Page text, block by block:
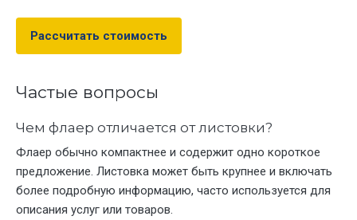
Рассчитать стоимость
Частые вопросы
Чем флаер отличается от листовки?
Флаер обычно компактнее и содержит одно короткое
предложение. Листовка может быть крупнее и включать
более подробную информацию, часто используется для
описания услуг или товаров.